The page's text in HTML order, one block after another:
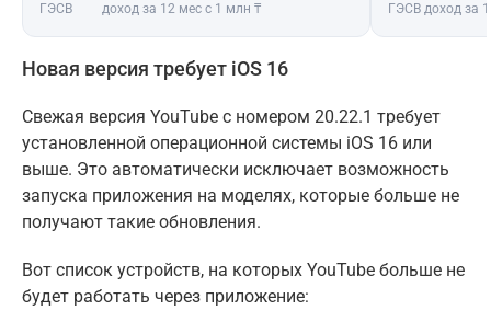
ГЭСВ доход за 12 мес с 1 млн ₸ ГЭСВ доход за
Новая версия требует iOS 16
Свежая версия YouTube с номером 20.22.1 требует
установленной операционной системы iOS 16 или
выше. Это автоматически исключает возможность
запуска приложения на моделях, которые больше не
получают такие обновления.
Вот список устройств, на которых YouTube больше не
будет работать через приложение: